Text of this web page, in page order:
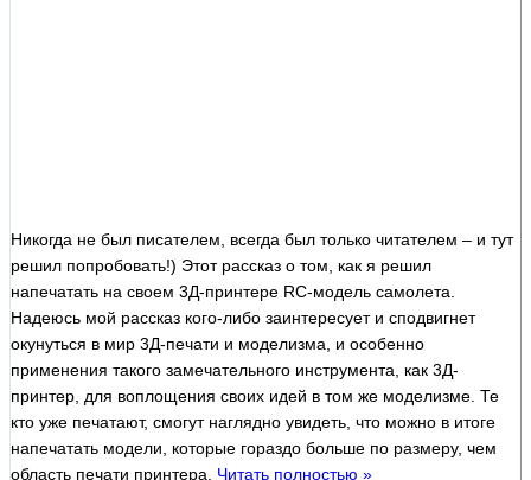
Никогда не был писателем, всегда был только читателем – и тут
решил попробовать!) Этот рассказ о том, как я решил
напечатать на своем 3Д-принтере RC-модель самолета.
Надеюсь мой рассказ кого-либо заинтересует и сподвигнет
окунуться в мир 3Д-печати и моделизма, и особенно
применения такого замечательного инструмента, как 3Д-
принтер, для воплощения своих идей в том же моделизме. Те
кто уже печатают, смогут наглядно увидеть, что можно в итоге
напечатать модели, которые гораздо больше по размеру, чем
область печати принтера. Читать полностью »